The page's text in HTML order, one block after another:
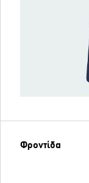
Φροντίδα